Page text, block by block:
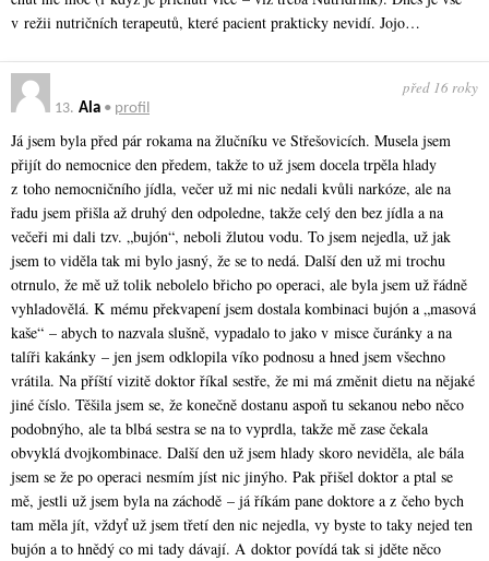
v režii nutričních terapeutů, které pacient prakticky nevidí. Jojo…
13. Ala • profil
před 16 roky
Já jsem byla před pár rokama na žlučníku ve Střešovicích. Musela jsem
přijít do nemocnice den předem, takže to už jsem docela trpěla hlady
z toho nemocničního jídla, večer už mi nic nedali kvůli narkóze, ale na
řadu jsem přišla až druhý den odpoledne, takže celý den bez jídla a na
večeři mi dali tzv. „bujón“, neboli žlutou vodu. To jsem nejedla, už jak
jsem to viděla tak mi bylo jasný, že se to nedá. Další den už mi trochu
otrnulo, že mě už tolik nebolelo břicho po operaci, ale byla jsem už řádně
vyhladovělá. K mému překvapení jsem dostala kombinaci bujón a „masová
kaše“ – abych to nazvala slušně, vypadalo to jako v misce čuránky a na
talíři kakánky – jen jsem odklopila víko podnosu a hned jsem všechno
vrátila. Na příští vizitě doktor říkal sestře, že mi má změnit dietu na nějaké
jiné číslo. Těšila jsem se, že konečně dostanu aspoň tu sekanou nebo něco
podobnýho, ale ta blbá sestra se na to vyprdla, takže mě zase čekala
obvyklá dvojkombinace. Další den už jsem hlady skoro neviděla, ale bála
jsem se že po operaci nesmím jíst nic jinýho. Pak přišel doktor a ptal se
mě, jestli už jsem byla na záchodě – já říkám pane doktore a z čeho bych
tam měla jít, vždyť už jsem třetí den nic nejedla, vy byste to taky nejed ten
bujón a to hnědý co mi tady dávají. A doktor povídá tak si jděte něco